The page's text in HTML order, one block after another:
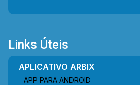
Links Úteis
APLICATIVO ARBIX
APP PARA ANDROID